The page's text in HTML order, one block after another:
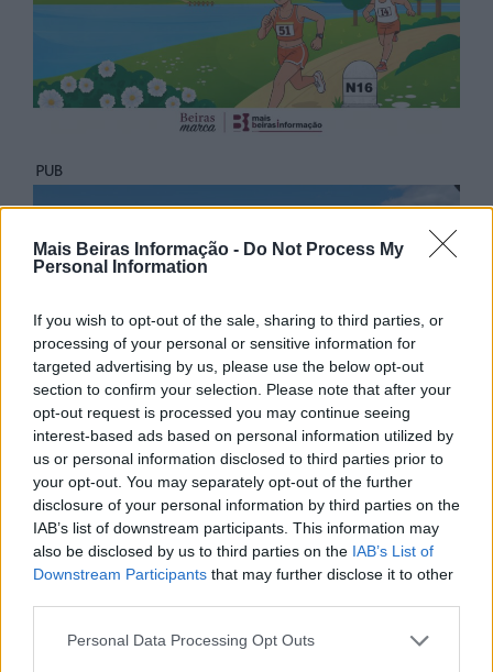
Mais Beiras Informação - Do Not Process My
Personal Information
If you wish to opt-out of the sale, sharing to third parties, or
processing of your personal or sensitive information for
targeted advertising by us, please use the below opt-out
section to confirm your selection. Please note that after your
opt-out request is processed you may continue seeing
interest-based ads based on personal information utilized by
us or personal information disclosed to third parties prior to
your opt-out. You may separately opt-out of the further
disclosure of your personal information by third parties on the
IAB’s list of downstream participants. This information may
also be disclosed by us to third parties on the IAB’s List of
Downstream Participants that may further disclose it to other
Personal Data Processing Opt Outs